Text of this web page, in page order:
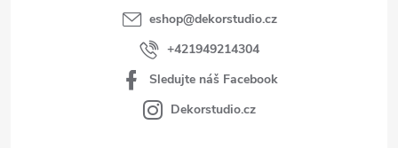
eshop@dekorstudio.cz
+421949214304
Sledujte náš Facebook
Dekorstudio.cz